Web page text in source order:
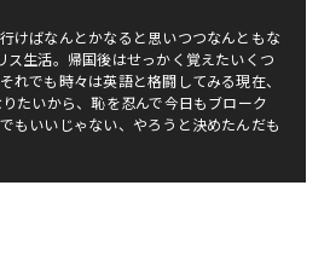
けばなんとかなると思いつつなんともな
ス生活。帰国後はせっかく覚えたいくつ
れでも時々は英語と格闘してみる現在、
たいから、恥を忍んで今日もブローク
もいいじゃない、やろうと決めたんだも